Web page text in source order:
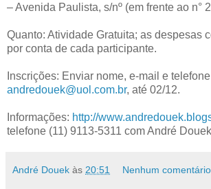
– Avenida Paulista, s/nº (em frente ao n°
Quanto: Atividade Gratuita; as despesas
por conta de cada participante.
Inscrições: Enviar nome, e-mail e
andredouek@uol.com.br, até 02/12.
Informações: http://
telefone (11) 9113-5311 com André Douek
André Douek às 20:51 Nenhum